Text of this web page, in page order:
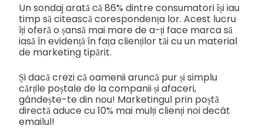
Un sondaj arată că 86% dintre consumatori își iau
timp să citească corespondența lor. Acest lucru
îți oferă o șansă mai mare de a-ți face marca să
iasă în evidență în fața clienților tăi cu un material
de marketing tipărit.
Și dacă crezi că oamenii aruncă pur și simplu
cărțile poștale de la companii și afaceri,
gândește-te din nou! Marketingul prin poștă
directă aduce cu 10% mai mulți clienți noi decât
emailul!